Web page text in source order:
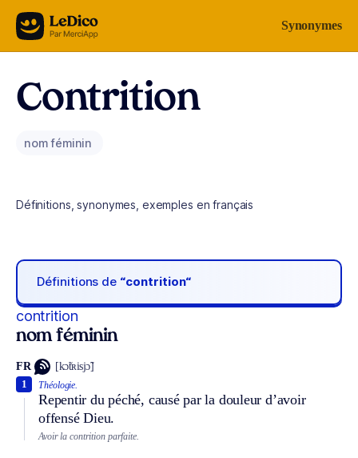
Aller au contenu Synonymes
Contrition
nom féminin
Définitions, synonymes, exemples en français
Définitions de “contrition“
contrition
nom féminin
FR [kɔ̃tʀisjɔ̃]
Théologie.
Repentir du péché, causé par la douleur d’avoir
offensé Dieu.
1
Avoir la contrition parfaite.